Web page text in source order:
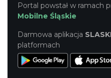
Portal powstał w ramach
Mobilne Śląskie
Darmowa aplikacja
platformach